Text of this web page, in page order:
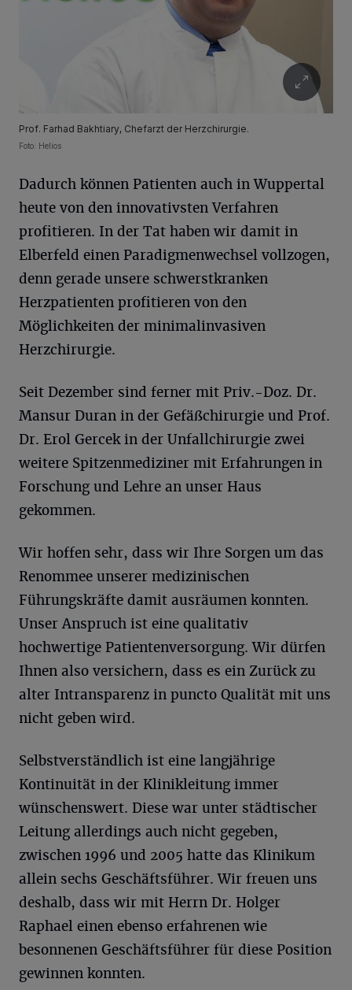
Prof. Farhad Bakhtiary, Chefarzt der Herzchirurgie.
Foto: Helios
Dadurch können Patienten auch in Wuppertal
heute von den innovativsten Verfahren
profitieren. In der Tat haben wir damit in
Elberfeld einen Paradigmenwechsel vollzogen,
denn gerade unsere schwerstkranken
Herzpatienten profitieren von den
Möglichkeiten der minimalinvasiven
Herzchirurgie.
Seit Dezember sind ferner mit Priv.-Doz. Dr.
Mansur Duran in der Gefäßchirurgie und Prof.
Dr. Erol Gercek in der Unfallchirurgie zwei
weitere Spitzenmediziner mit Erfahrungen in
Forschung und Lehre an unser Haus
gekommen.
Wir hoffen sehr, dass wir Ihre Sorgen um das
Renommee unserer medizinischen
Führungskräfte damit ausräumen konnten.
Unser Anspruch ist eine qualitativ
hochwertige Patientenversorgung. Wir dürfen
Ihnen also versichern, dass es ein Zurück zu
alter Intransparenz in puncto Qualität mit uns
nicht geben wird.
Selbstverständlich ist eine langjährige
Kontinuität in der Klinikleitung immer
wünschenswert. Diese war unter städtischer
Leitung allerdings auch nicht gegeben,
zwischen 1996 und 2005 hatte das Klinikum
allein sechs Geschäftsführer. Wir freuen uns
deshalb, dass wir mit Herrn Dr. Holger
Raphael einen ebenso erfahrenen wie
besonnenen Geschäftsführer für diese Position
gewinnen konnten.